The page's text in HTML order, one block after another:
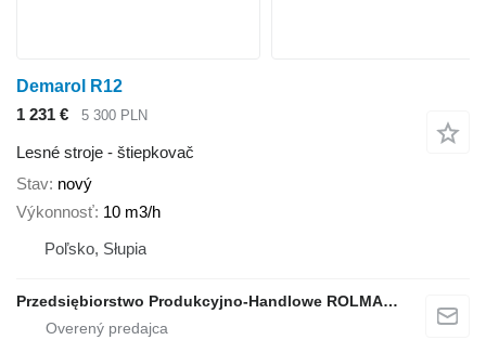
Demarol R12
1 231 €
5 300 PLN
Lesné stroje - štiepkovač
Stav nový
Výkonnosť 10 m3/h
Poľsko, Słupia
Przedsiębiorstwo Produkcyjno-Handlowe ROLMAPOL Marcin Dziekan